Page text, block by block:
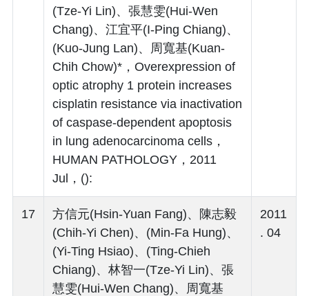
(Tze-Yi Lin)、張慧雯(Hui-Wen
Chang)、江宜平(I-Ping Chiang)、
(Kuo-Jung Lan)、周寬基(Kuan-
Chih Chow)*，Overexpression of
optic atrophy 1 protein increases
cisplatin resistance via inactivation
of caspase-dependent apoptosis
in lung adenocarcinoma cells，
HUMAN PATHOLOGY，2011
Jul，():
17
方信元(Hsin-Yuan Fang)、陳志毅
(Chih-Yi Chen)、(Min-Fa Hung)、
(Yi-Ting Hsiao)、(Ting-Chieh
Chiang)、林智一(Tze-Yi Lin)、張
慧雯(Hui-Wen Chang)、周寬基
2011
. 04